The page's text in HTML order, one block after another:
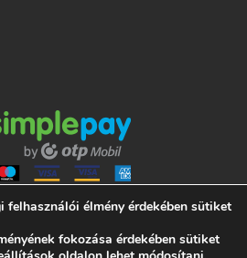
2021 NUMISMANIA
élmény érdekében sütiket
fokozása érdekében sütiket